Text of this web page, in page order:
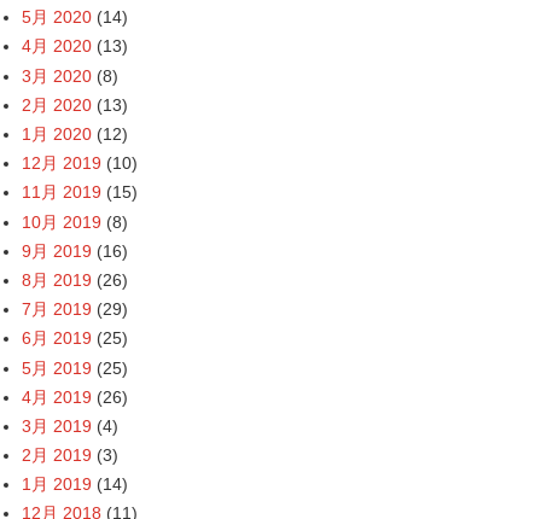
5月 2020 (14)
4月 2020 (13)
3月 2020 (8)
2月 2020 (13)
1月 2020 (12)
12月 2019 (10)
11月 2019 (15)
10月 2019 (8)
9月 2019 (16)
8月 2019 (26)
7月 2019 (29)
6月 2019 (25)
5月 2019 (25)
4月 2019 (26)
3月 2019 (4)
2月 2019 (3)
1月 2019 (14)
12月 2018 (11)